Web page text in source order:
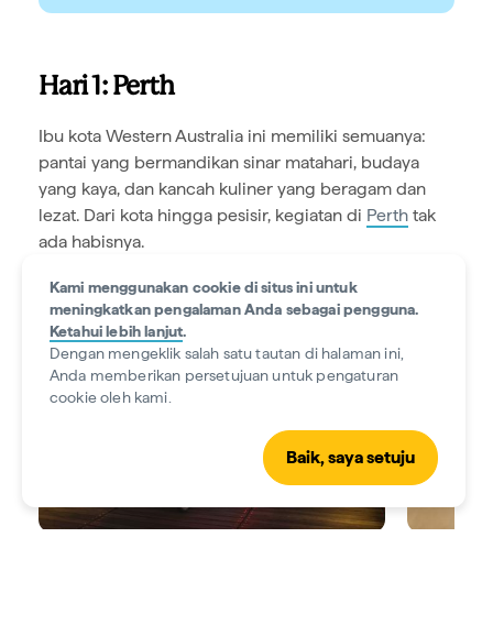
Hari 1: Perth
Ibu kota Western Australia ini memiliki semuanya:
pantai yang bermandikan sinar matahari, budaya
yang kaya, dan kancah kuliner yang beragam dan
lezat. Dari kota hingga pesisir, kegiatan di Perth tak
ada habisnya.
Kami menggunakan cookie di situs ini untuk
meningkatkan pengalaman Anda sebagai pengguna.
Ketahui lebih lanjut.
Dengan mengeklik salah satu tautan di halaman ini,
Anda memberikan persetujuan untuk pengaturan
cookie oleh kami.
Baik, saya setuju